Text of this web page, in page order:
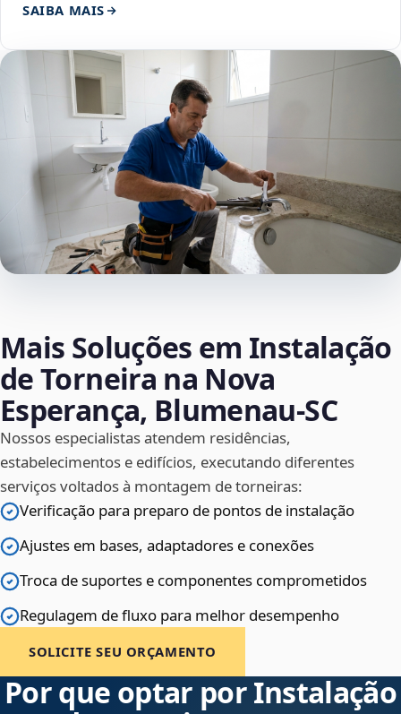
SAIBA MAIS
Mais Soluções em Instalação
de Torneira na Nova
Esperança, Blumenau‑SC
Nossos especialistas atendem residências,
estabelecimentos e edifícios, executando diferentes
serviços voltados à montagem de torneiras:
Verificação para preparo de pontos de instalação
Ajustes em bases, adaptadores e conexões
Troca de suportes e componentes comprometidos
Regulagem de fluxo para melhor desempenho
SOLICITE SEU ORÇAMENTO
Por que optar por Instalação